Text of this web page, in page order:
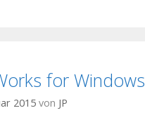
for Windows
2015 von JP